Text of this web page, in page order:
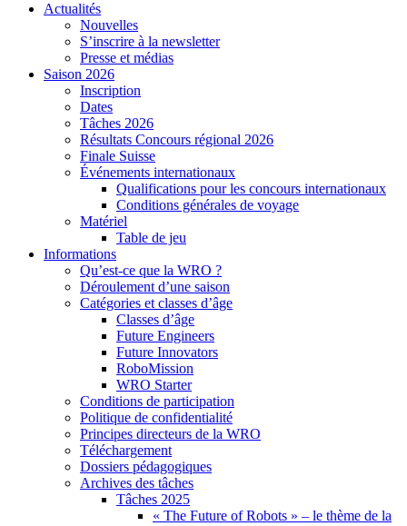
Actualités
Nouvelles
S’inscrire à la newsletter
Presse et médias
Saison 2026
Inscription
Dates
Tâches 2026
Résultats Concours régional 2026
Finale Suisse
Événements internationaux
Qualifications pour les concours internationaux
Conditions générales de voyage
Matériel
Table de jeu
Informations
Qu’est-ce que la WRO ?
Déroulement d’une saison
Catégories et classes d’âge
Classes d’âge
Future Engineers
Future Innovators
RoboMission
WRO Starter
Conditions de participation
Politique de confidentialité
Principes directeurs de la WRO
Téléchargement
Dossiers pédagogiques
Archives des tâches
Tâches 2025
« The Future of Robots » – le thème de la